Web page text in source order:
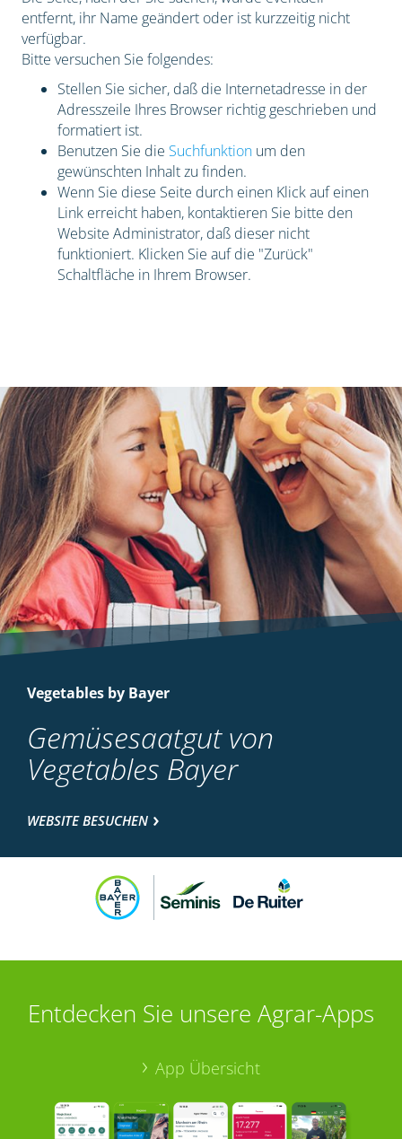
entfernt, ihr Name geändert oder ist kurzzeitig nicht
verfügbar.
Bitte versuchen Sie folgendes:
Stellen Sie sicher, daß die Internetadresse in der
Adresszeile Ihres Browser richtig geschrieben und
formatiert ist.
Benutzen Sie die Suchfunktionum den
gewünschten Inhalt zu finden.
Wenn Sie diese Seite durch einen Klick auf einen
Link erreicht haben, kontaktieren Sie bitte den
Website Administrator, daß dieser nicht
funktioniert. Klicken Sie auf die "Zurück"
Schaltfläche in Ihrem Browser.
Vegetables by Bayer
Gemüsesaatgut von
Vegetables Bayer
WEBSITE BESUCHEN
Entdecken Sie unsere Agrar-Apps
App Übersicht